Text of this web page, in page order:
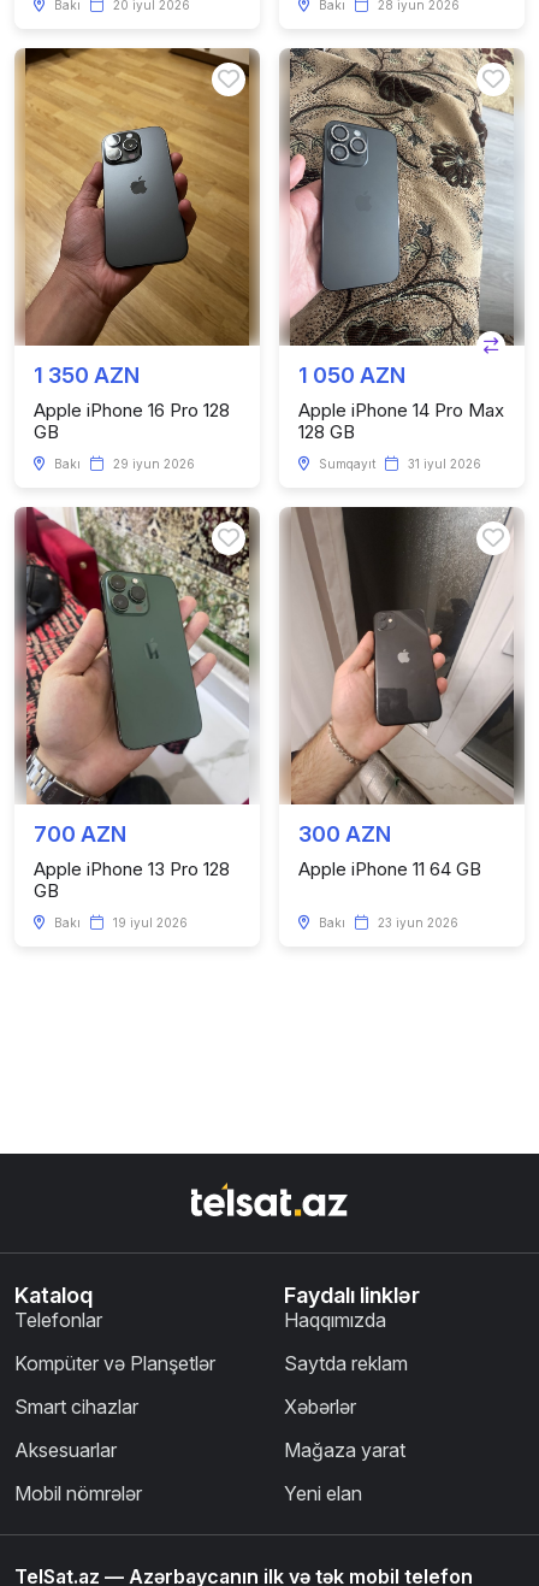
Bakı 20 iyul 2026 Bakı 28 iyun 2026
1 350 AZN
Apple iPhone 16 Pro 128
GB
Bakı 29 iyun 2026
1 050 AZN
Apple iPhone 14 Pro Max
128 GB
Sumqayıt 31 iyul 2026
700 AZN
Apple iPhone 13 Pro 128
GB
Bakı 19 iyul 2026
300 AZN
Apple iPhone 11 64 GB
Bakı 23 iyun 2026
Kataloq
Telefonlar
Kompüter və Planşetlər
Smart cihazlar
Aksesuarlar
Mobil nömrələr
Faydalı linklər
Haqqımızda
Saytda reklam
Xəbərlər
Mağaza yarat
Yeni elan
TelSat.az — Azərbaycanın ilk və tək mobil telefon